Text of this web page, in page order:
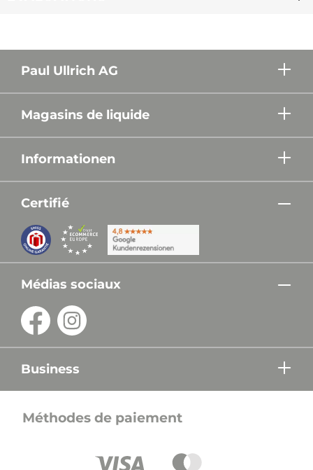
Paul Ullrich AG
Magasins de liquide
Informationen
Certifié
Médias sociaux
Business
Méthodes de paiement